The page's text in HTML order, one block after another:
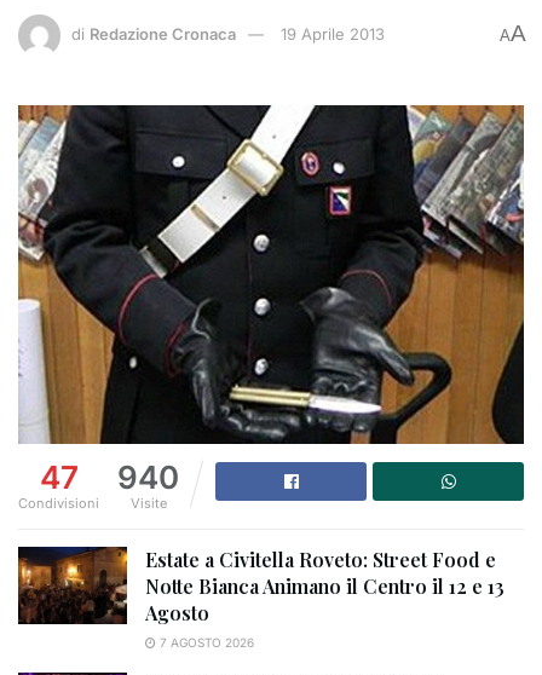
di Redazione Cronaca 19 Aprile 2013 AA
47
Condivisioni
940
Visite
Estate a Civitella Roveto: Street Food e
Notte Bianca Animano il Centro il 12 e 13
Agosto
7 AGOSTO 2026